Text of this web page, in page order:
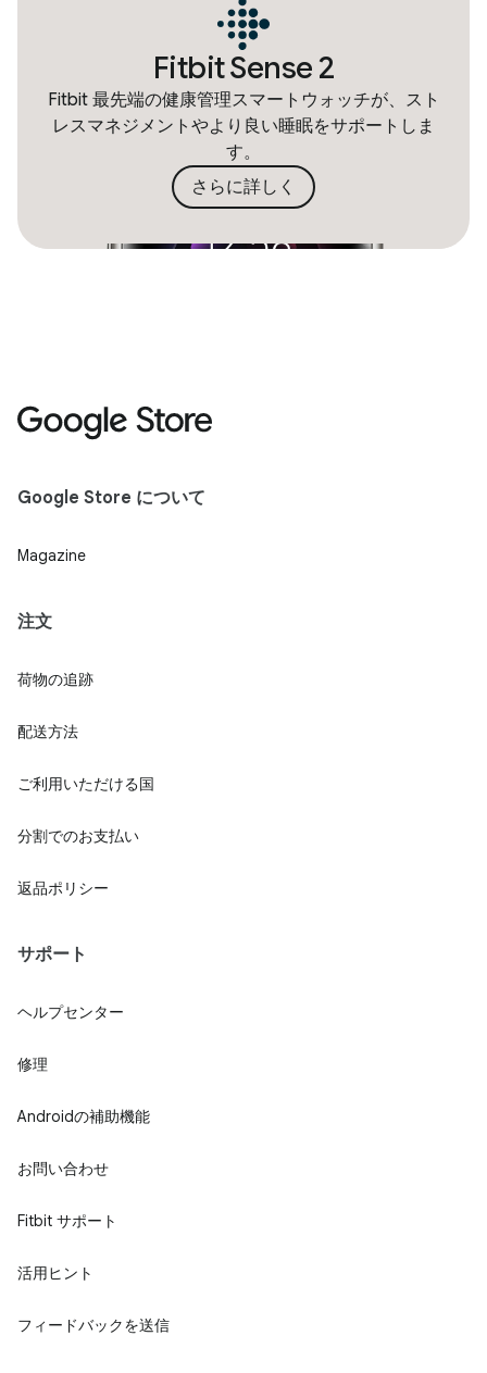
Fitbit Sense 2
Fitbit 最先端の健康管理スマートウォッチが、スト
レスマネジメントやより良い睡眠をサポートしま
す。
さらに詳しく
Google Store について
Magazine
注文
荷物の追跡
配送方法
ご利用いただける国
分割でのお支払い
返品ポリシー
サポート
ヘルプセンター
修理
Androidの補助機能
お問い合わせ
Fitbit サポート
活用ヒント
フィードバックを送信